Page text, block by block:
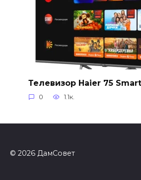
Телевизор Haier 75
0 1.1к.
© 2026 ДамСовет